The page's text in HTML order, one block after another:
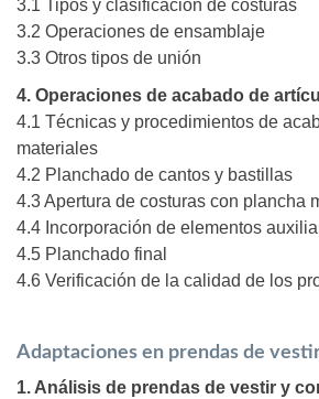
3.1 Tipos y clasificación de costuras
3.2 Operaciones de ensamblaje
3.3 Otros tipos de unión
4. Operaciones de acabado de
4.1 Técnicas y procedimientos de
materiales
4.2 Planchado de cantos y bastillas
4.3 Apertura de costuras con plancha
4.4 Incorporación de elementos
4.5 Planchado final
4.6 Verificación de la calidad de los
Adaptaciones en prendas de
1. Análisis de prendas de vestir y